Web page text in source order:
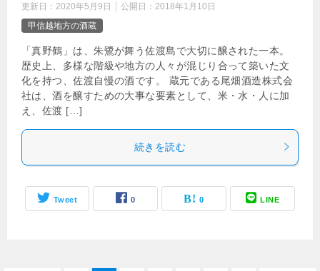
更新日： 2020年5月9日 公開日： 2018年1月10日
甲信越地方の酒蔵
「真野鶴」は、朱鷺が舞う佐渡島で大切に醸された一本。
歴史上、多様な階級や地方の人々が混じり合って築いた文
化を持つ、佐渡自慢の酒です。 蔵元である尾畑酒造株式会
社は、酒を醸すための大事な要素として、米・水・人に加
え、佐渡 […]
続きを読む
Tweet 0 0 LINE